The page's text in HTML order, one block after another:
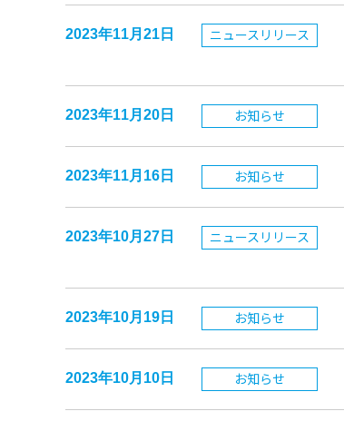
2023年11月21日 ニュースリリース
2023年11月20日 お知らせ
2023年11月16日 お知らせ
2023年10月27日 ニュースリリース
2023年10月19日 お知らせ
2023年10月10日 お知らせ